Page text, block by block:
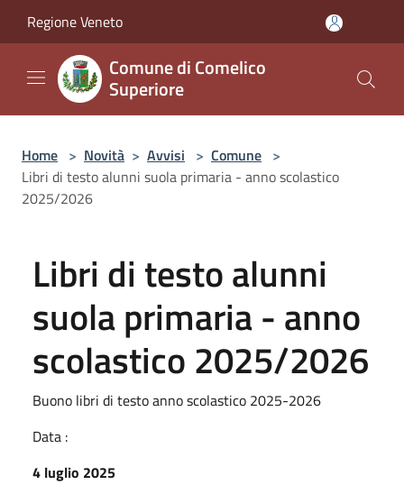
Regione Veneto
Comune di Comelico
Superiore
Home > Novità > Avvisi > Comune >
Libri di testo alunni suola primaria - anno scolastico
2025/2026
Libri di testo alunni
suola primaria - anno
scolastico 2025/2026
Buono libri di testo anno scolastico 2025-2026
Data :
4 luglio 2025